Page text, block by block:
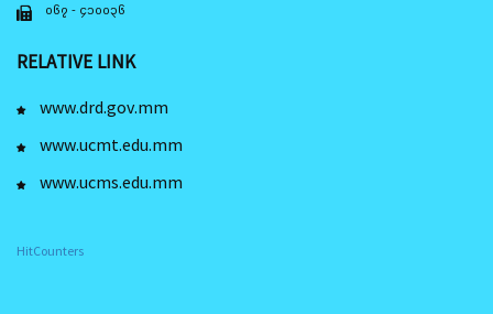
၀၆၇ - ၄၁၀၀၃၆
RELATIVE LINK
www.drd.gov.mm
www.ucmt.edu.mm
www.ucms.edu.mm
HitCounters